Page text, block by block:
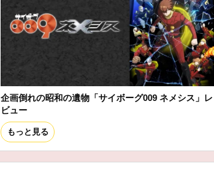
企画倒れの昭和の遺物「サイボーグ009 ネメシス」レ
ビュー
もっと見る